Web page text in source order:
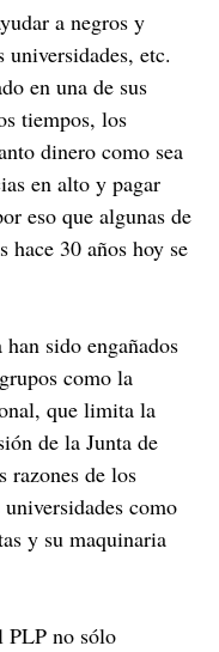
a negros y
universidades, etc.
en una de sus
tiempos, los
dinero como sea
en alto y pagar
eso que algunas de
hace 30 años hoy se
sido engañados
como la
que limita la
de la Junta de
razones de los
como
y su maquinaria
PLP no sólo